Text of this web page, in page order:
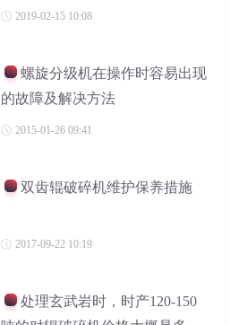
2019-02-15 10:08
螺旋分级机在操作时容易出现
的故障及解决方法
2015-01-26 09:41
双齿辊破碎机维护保养措施
2017-09-22 10:19
处理玄武岩时，时产120-150